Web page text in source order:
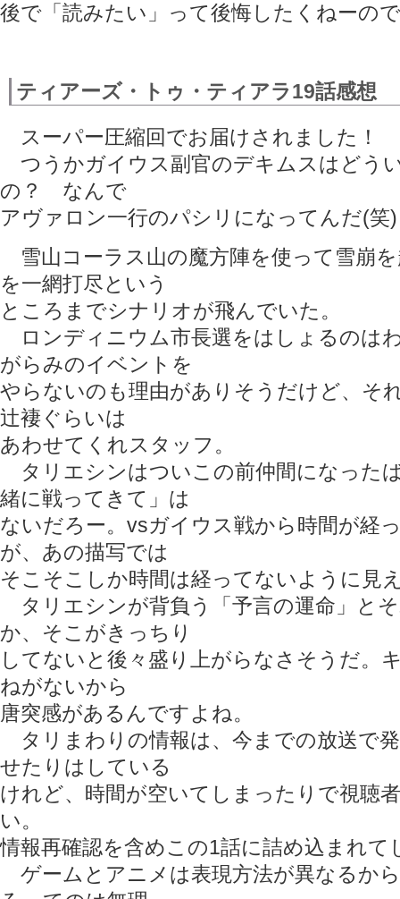
後で「読みたい」って後悔したくねーの
ティアーズ・トゥ・ティアラ19話感想
スーパー圧縮回でお届けされました！
つうかガイウス副官のデキムスはどう
の？ なんで
アヴァロン一行のパシリになってんだ(笑)
雪山コーラス山の魔方陣を使って雪崩
を一網打尽という
ところまでシナリオが飛んでいた。
ロンディニウム市長選をはしょるのは
がらみのイベントを
やらないのも理由がありそうだけど、そ
辻褄ぐらいは
あわせてくれスタッフ。
タリエシンはついこの前仲間になった
緒に戦ってきて」は
ないだろー。vsガイウス戦から時間が経
が、あの描写では
そこそこしか時間は経ってないように見
タリエシンが背負う「予言の運命」と
か、そこがきっちり
してないと後々盛り上がらなさそうだ。
ねがないから
唐突感があるんですよね。
タリまわりの情報は、今までの放送で
せたりはしている
けれど、時間が空いてしまったりで視聴
い。
情報再確認を含めこの1話に詰め込まれて
ゲームとアニメは表現方法が異なるか